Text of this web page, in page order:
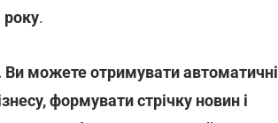
року.
Ви можете отримувати автоматичні
формувати стрічку новин і